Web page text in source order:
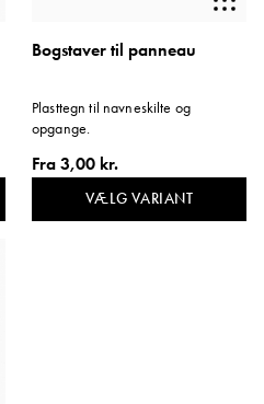
Bogstaver til panneau
Plasttegn til navneskilte og
opgange.
Fra3,00 kr.
VÆLG VARIANT